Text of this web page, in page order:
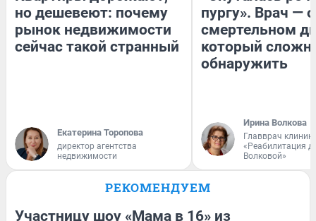
но дешевеют: почему
рынок недвижимости
сейчас такой странный
Екатерина Торопова
директор агентства
недвижимости
пургу». Врач — о
смертельном
который
обнаружить
Ирина Волкова
Главврач
«Реабилитация
Волковой»
РЕКОМЕНДУЕМ
Участницу шоу «Мама в 16» из